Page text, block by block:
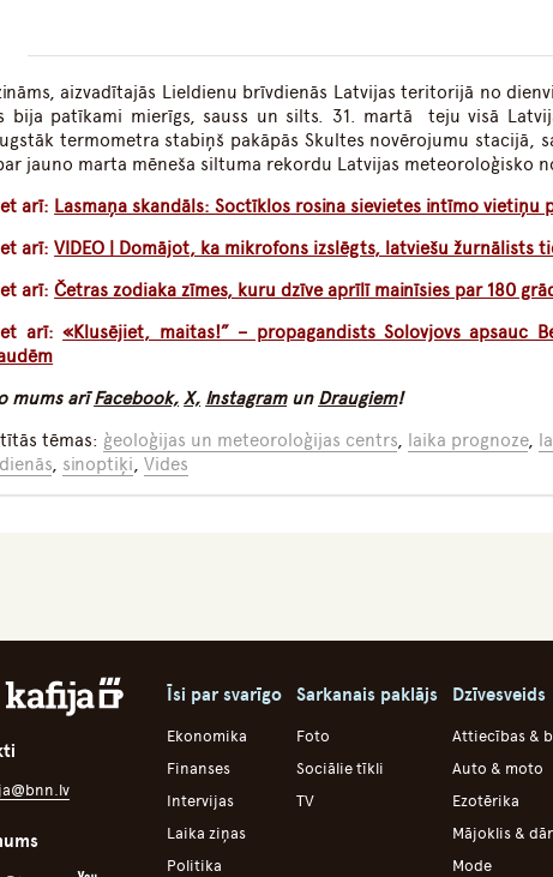
aizvadītajās Lieldienu brīvdienās Latvijas teritorijā no
bija patīkami mierīgs, sauss un silts. 31. martā teju visā
termometra stabiņš pakāpās Skultes novērojumu stacijā,
jauno marta mēneša siltuma rekordu Latvijas meteoroloģisko
arī: Lasmaņa skandāls: Soctīklos rosina sievietes intīmo vietiņu
arī:VIDEO | Domājot, ka mikrofons izslēgts, latviešu žurnālists
arī:Četras zodiaka zīmes, kuru dzīve aprīlī mainīsies par 180
arī:«Klusējiet, maitas!” – propagandists Solovjovs apsauc
mums arīFacebook, X, Instagramun Draugiem!
tēmas: ģeoloģijas un meteoroloģijas centrs, laika prognoze,
, sinoptiķi,Vides
Īsi par svarīgo
Ekonomika
Finanses
Intervijas
Laika ziņas
Politika
Sarkanais paklājs
Foto
Sociālie tīkli
TV
Dzīvesveids
Attiecības &
Auto & moto
Ezotērika
Mājoklis &
Mode